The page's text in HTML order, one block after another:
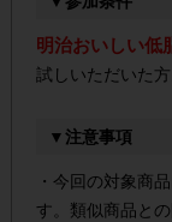
明治おいしい
試しいただいた方
▼注意事項
・今回の対象商
す。類似商品と